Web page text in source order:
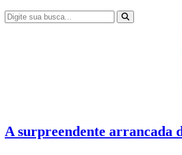
A surpreendente arrancada